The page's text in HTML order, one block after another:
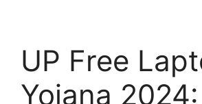
UP Free
Yojana 2024: